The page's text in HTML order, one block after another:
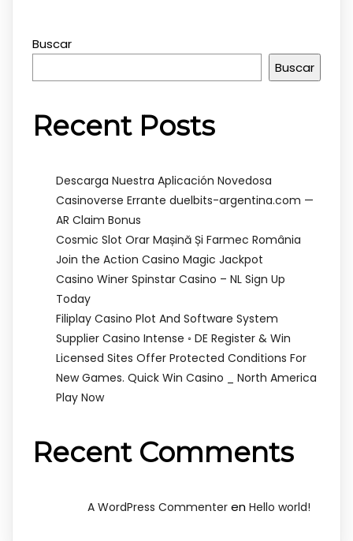
Buscar
Buscar
Recent Posts
Descarga Nuestra Aplicación Novedosa
Casinoverse Errante duelbits-argentina.com —
AR Claim Bonus
Cosmic Slot Orar Mașină Și Farmec România
Join the Action Casino Magic Jackpot
Casino Winer Spinstar Casino – NL Sign Up
Today
Filiplay Casino Plot And Software System
Supplier Casino Intense ◦ DE Register & Win
Licensed Sites Offer Protected Conditions For
New Games. Quick Win Casino _ North America
Play Now
Recent Comments
A WordPress Commenter en Hello world!